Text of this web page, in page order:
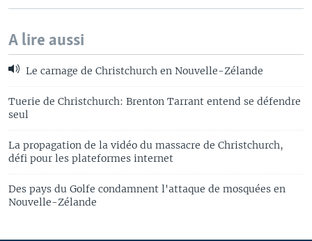
A lire aussi
Le carnage de Christchurch en Nouvelle-Zélande
Tuerie de Christchurch: Brenton Tarrant entend se défendre
seul
La propagation de la vidéo du massacre de Christchurch,
défi pour les plateformes internet
Des pays du Golfe condamnent l'attaque de mosquées en
Nouvelle-Zélande